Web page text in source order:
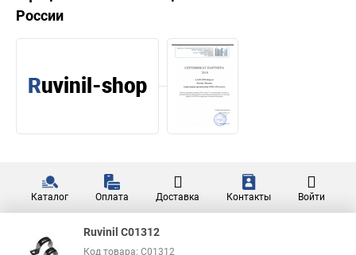
России
Каталог Оплата Доставка Контакты Войти
Ruvinil С01312
Код товара: С01312